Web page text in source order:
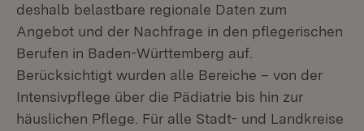
deshalb belastbare regionale Daten zum
Angebot und der Nachfrage in den pflegerischen
Berufen in Baden-Württemberg auf.
Berücksichtigt wurden alle Bereiche – von der
Intensivpflege über die Pädiatrie bis hin zur
häuslichen Pflege. Für alle Stadt- und Landkreise